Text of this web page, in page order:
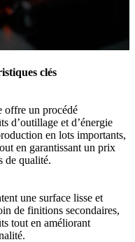
clés
offre un procédé
d’outillage et d’énergie
en lots importants,
en garantissant un prix
de qualité.
une surface lisse et
de finitions secondaires,
tout en améliorant